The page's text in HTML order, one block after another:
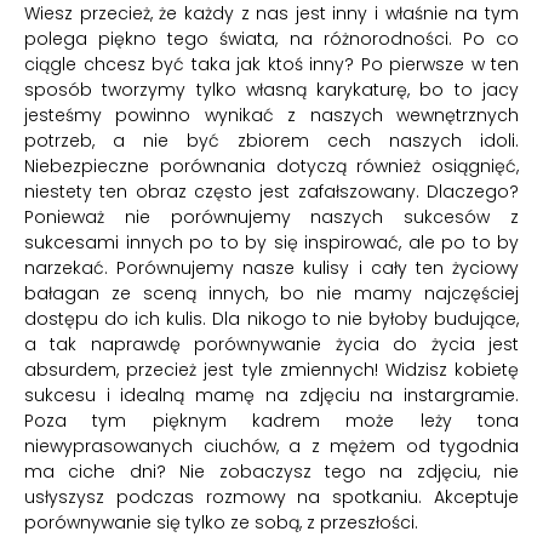
Wiesz przecież, że każdy z nas jest inny i właśnie na tym
polega piękno tego świata, na różnorodności. Po co
ciągle chcesz być taka jak ktoś inny? Po pierwsze w ten
sposób tworzymy tylko własną karykaturę, bo to jacy
jesteśmy powinno wynikać z naszych wewnętrznych
potrzeb, a nie być zbiorem cech naszych idoli.
Niebezpieczne porównania dotyczą również osiągnięć,
niestety ten obraz często jest zafałszowany. Dlaczego?
Ponieważ nie porównujemy naszych sukcesów z
sukcesami innych po to by się inspirować, ale po to by
narzekać. Porównujemy nasze kulisy i cały ten życiowy
bałagan ze sceną innych, bo nie mamy najczęściej
dostępu do ich kulis. Dla nikogo to nie byłoby budujące,
a tak naprawdę porównywanie życia do życia jest
absurdem, przecież jest tyle zmiennych! Widzisz kobietę
sukcesu i idealną mamę na zdjęciu na instargramie.
Poza tym pięknym kadrem może leży tona
niewyprasowanych ciuchów, a z mężem od tygodnia
ma ciche dni? Nie zobaczysz tego na zdjęciu, nie
usłyszysz podczas rozmowy na spotkaniu. Akceptuje
porównywanie się tylko ze sobą, z przeszłości.